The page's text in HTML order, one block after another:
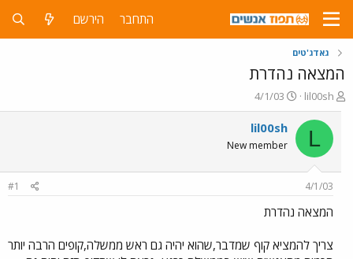
התחבר הירשם
גאדג'טים
המצאה נהדרת
פ
ו
ת
ח
ה
ש
א
lil00sh
פ
ו
ר
ם
ר
4/1/03
L
lil00sh
New member
4/1/03
#1
המצאה נהדרת
צריך להמציא קוף שמדבר,שהוא יהיה גם ראש ממשלה,קופים הרבה יותר